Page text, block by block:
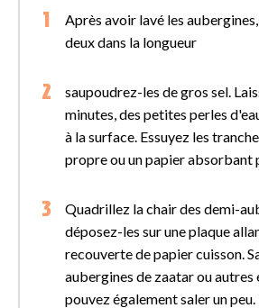
Après avoir lavé les
deux dans la longueur
saupoudrez-les de gros sel.
minutes, des petites perles
à la surface. Essuyez les
propre ou un papier absorbant
Quadrillez la chair des demi-
déposez-les sur une plaque
recouverte de papier cuisson.
aubergines de zaatar ou autres
pouvez également saler un